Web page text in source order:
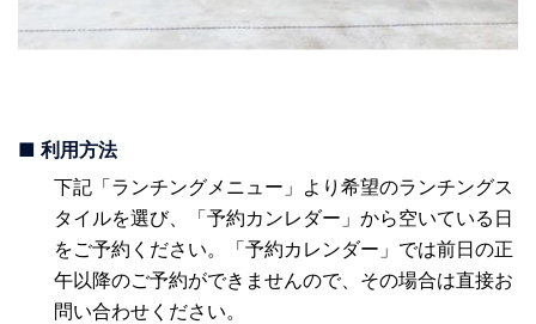
■ 利用方法
下記「ランチングメニュー」より希望のランチングス
タイルを選び、「予約カンレダー」から空いている日
をご予約ください。「予約カレンダー」では前日の正
午以降のご予約ができませんので、その場合は直接お
問い合わせください。